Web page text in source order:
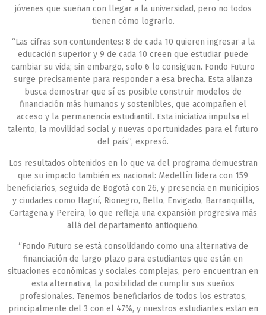
jóvenes que sueñan con llegar a la universidad, pero no todos
tienen cómo lograrlo.
“Las cifras son contundentes: 8 de cada 10 quieren ingresar a la
educación superior y 9 de cada 10 creen que estudiar puede
cambiar su vida; sin embargo, solo 6 lo consiguen. Fondo Futuro
surge precisamente para responder a esa brecha. Esta alianza
busca demostrar que sí es posible construir modelos de
financiación más humanos y sostenibles, que acompañen el
acceso y la permanencia estudiantil. Esta iniciativa impulsa el
talento, la movilidad social y nuevas oportunidades para el futuro
del país”, expresó.
Los resultados obtenidos en lo que va del programa demuestran
que su impacto también es nacional: Medellín lidera con 159
beneficiarios, seguida de Bogotá con 26, y presencia en municipios
y ciudades como Itagüí, Rionegro, Bello, Envigado, Barranquilla,
Cartagena y Pereira, lo que refleja una expansión progresiva más
allá del departamento antioqueño.
“Fondo Futuro se está consolidando como una alternativa de
financiación de largo plazo para estudiantes que están en
situaciones económicas y sociales complejas, pero encuentran en
esta alternativa, la posibilidad de cumplir sus sueños
profesionales. Tenemos beneficiarios de todos los estratos,
principalmente del 3 con el 47%, y nuestros estudiantes están en